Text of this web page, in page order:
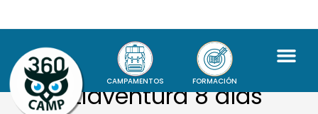
CAMPAMENTOS FORMACIÓN
- Multiaventura 8 días